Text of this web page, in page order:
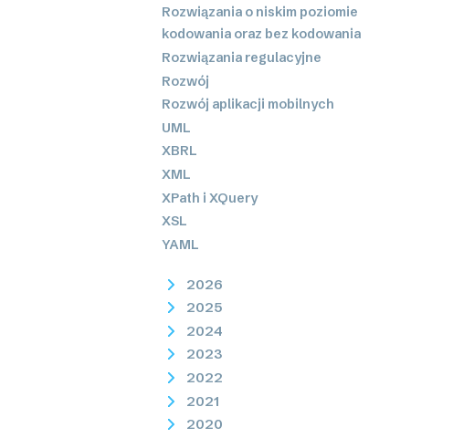
Rozwiązania o niskim poziomie
kodowania oraz bez kodowania
Rozwiązania regulacyjne
Rozwój
Rozwój aplikacji mobilnych
UML
XBRL
XML
XPath i XQuery
XSL
YAML
2026
2025
2024
2023
2022
2021
2020